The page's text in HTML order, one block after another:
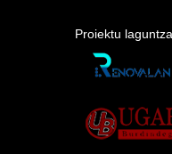
Proiektu